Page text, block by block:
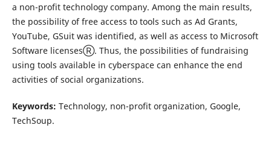
a non-profit technology company. Among the main results,
the possibility of free access to tools such as Ad Grants,
YouTube, GSuit was identified, as well as access to Microsoft
Software licensesⓇ. Thus, the possibilities of fundraising
using tools available in cyberspace can enhance the end
activities of social organizations.
Keywords: Technology, non-profit organization, Google,
TechSoup.